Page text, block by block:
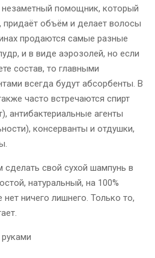
помощник, который
придаёт объём и делает волосы
продаются самые разные
и в виде аэрозолей, но если
состав, то главными
всегда будут абсорбенты. В
часто встречаются спирт
агенты
консерванты и отдушки,
свой сухой шампунь в
натуральный, на 100%
ничего лишнего. Только то,